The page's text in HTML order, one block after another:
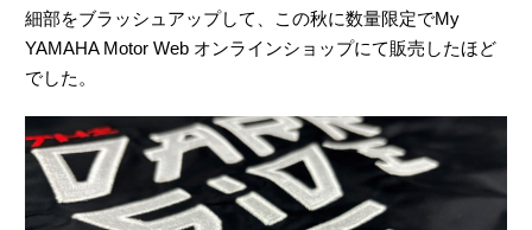
細部をブラッシュアップして、この秋に数量限定でMy
YAMAHA Motor Web オンラインショップにて販売したほど
でした。